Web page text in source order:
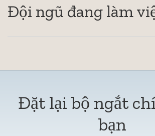
Đội ngũ đang làm
Đặt lại bộ ngắt
bạn